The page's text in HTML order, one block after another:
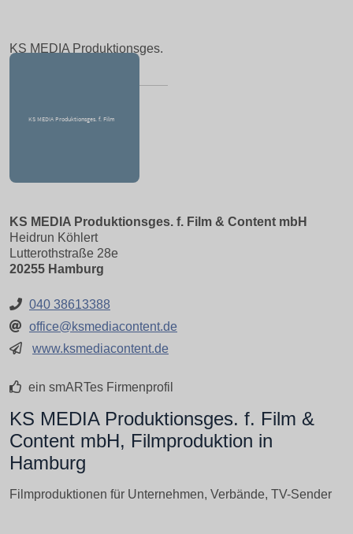
KS MEDIA Produktionsges.
KS MEDIA Produktionsges. f. Film & Content mbH
Heidrun Köhlert
Lutterothstraße 28e
20255 Hamburg
040 38613388
office@ksmediacontent.de
www.ksmediacontent.de
ein smARTes Firmenprofil
KS MEDIA Produktionsges. f. Film &
Content mbH, Filmproduktion in
Hamburg
Filmproduktionen für Unternehmen, Verbände, TV-Sender